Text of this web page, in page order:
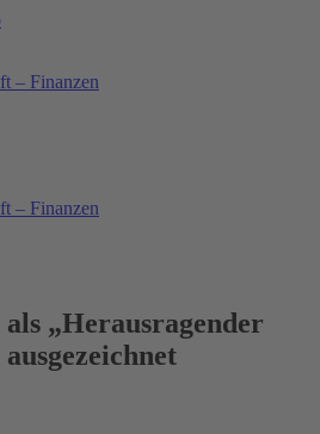
– Finanzen
– Finanzen
„Herausragender